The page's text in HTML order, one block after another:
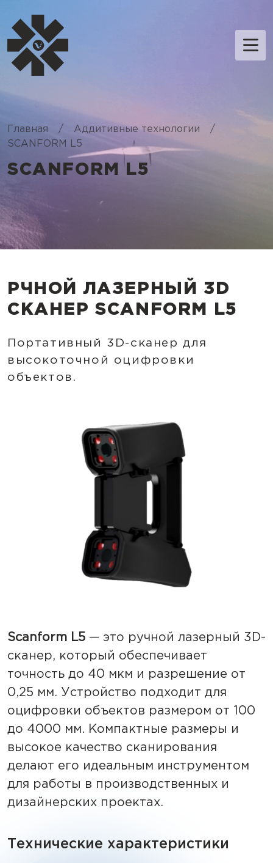
Главная / Аддитивные технологии
/
SCANFORM L5
SCANFORM L5
РЧНОЙ ЛАЗЕРНЫЙ 3D
СКАНЕР SCANFORM L5
Портативный 3D-сканер для
высокоточной оцифровки
объектов.
Scanform L5 — это ручной лазерный 3D-
сканер, который обеспечивает
точность до 40 мкм и разрешение от
0,25 мм. Устройство подходит для
оцифровки объектов размером от 100
до 4000 мм. Компактные размеры и
высокое качество сканирования
делают его идеальным инструментом
для работы в производственных и
дизайнерских проектах.
Технические характеристики